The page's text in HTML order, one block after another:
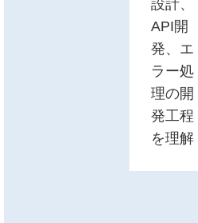
設計、
API開
発、エ
ラー処
理の開
発工程
を理解